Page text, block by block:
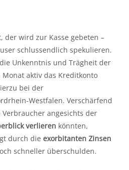
der wird zur Kasse gebeten –
schlussendlich spekulieren.
Unkenntnis und Trägheit der
aktiv das Kreditkonto
bei der
Westfalen. Verschärfend
angesichts der
verlieren könnten,
durch die exorbitanten Zinsen
schneller überschulden.